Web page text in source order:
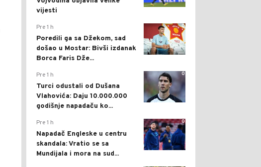
vijesti
0
Pre 1 h
Poredili ga sa Džekom, sad
došao u Mostar: Bivši izdanak
Borca Faris Dže...
0
Pre 1 h
Turci odustali od Dušana
Vlahovića: Daju 10.000.000
godišnje napadaču ko...
0
Pre 1 h
Napadač Engleske u centru
skandala: Vratio se sa
Mundijala i mora na sud...